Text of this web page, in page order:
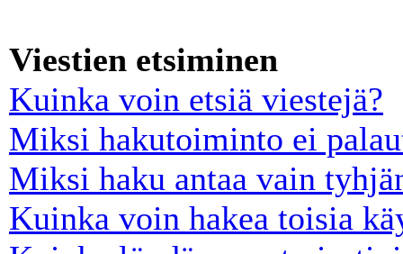
Viestien etsiminen
Kuinka voin etsiä viestejä?
Miksi hakutoiminto ei
Miksi haku antaa vain
Kuinka voin hakea toisia